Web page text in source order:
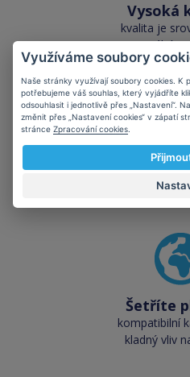
Vysoká
kvalita je
originálními
Skladem
přes 50 000
zásob pro
Šetříte
kompatibilní
kladný vliv
Využíváme soubory
Naše stránky využívají soubory cookies. K
potřebujeme váš souhlas, který vyjádříte
odsouhlasit i jednotlivě přes „Nastavení“.
změnit přes „Nastavení cookies“ v zápatí
stránce Zpracování cookies